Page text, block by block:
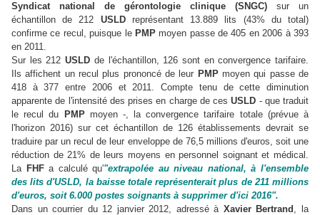
Syndicat national de gérontologie clinique (SNGC) sur un
échantillon de 212 USLDreprésentant 13.889 lits (43% du total)
confirme ce recul, puisque le PMPmoyen passe de 405 en 2006 à 393
en 2011.
Sur les 212USLD de l'échantillon, 126 sont en convergence tarifaire.
Ils affichent un recul plus prononcé de leur PMPmoyen qui passe de
418 à 377 entre 2006 et 2011. Compte tenu de cette diminution
apparente de l'intensité des prises en charge de cesUSLD - que traduit
le recul du
PMPmoyen -, la convergence tarifaire totale (prévue à
l'horizon 2016) sur cet échantillon de 126 établissements devrait se
traduire par un recul de leur enveloppe de 76,5 millions d'euros, soit une
réduction de 21% de leurs moyens en personnel soignant et médical.
La FHFa calculé qu'"extrapolée au niveau national, à l'ensemble
des lits d'USLD, la baisse totale représenterait plus de 211 millions
d'euros, soit 6.000 postes soignants à supprimer d'ici 2016".
Dans un courrier du 12 janvier 2012, adressé à Xavier Bertrand , la